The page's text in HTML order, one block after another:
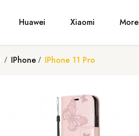
Huawei Xiaomi More
IPhone IPhone 11 Pro